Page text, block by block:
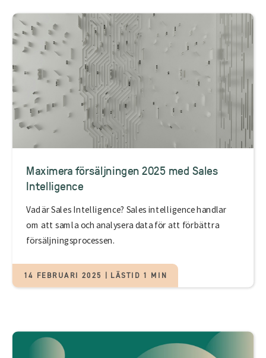
Maximera försäljningen 2025 med Sales
Intelligence
Vad är Sales Intelligence? Sales intelligence handlar
om att samla och analysera data för att förbättra
försäljningsprocessen.
14 FEBRUARI 2025 | LÄSTID 1 MIN